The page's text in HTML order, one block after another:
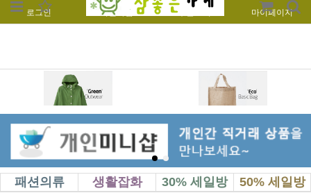
로그인 회원가입 주문조회 마이페이지
패션의류 생활잡화 30% 세일방 50% 세일방